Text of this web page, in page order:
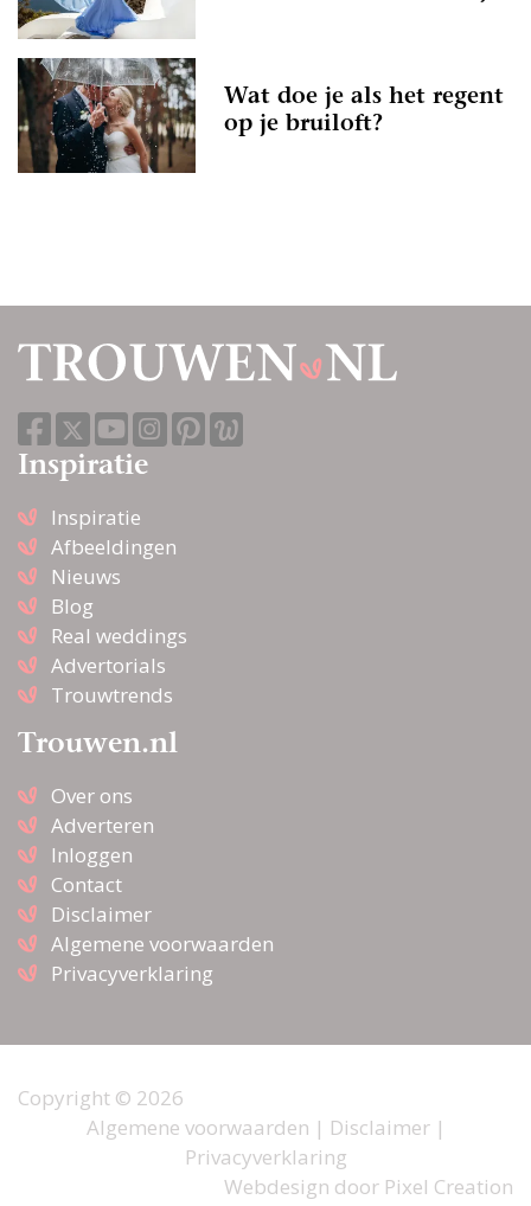
Wat doe je als het regent
op je bruiloft?
Inspiratie
Inspiratie
Afbeeldingen
Nieuws
Blog
Real weddings
Advertorials
Trouwtrends
Trouwen.nl
Over ons
Adverteren
Inloggen
Contact
Disclaimer
Algemene voorwaarden
Privacyverklaring
Copyright © 2026
Algemene voorwaarden | Disclaimer|
Privacyverklaring
Webdesign door Pixel Creation